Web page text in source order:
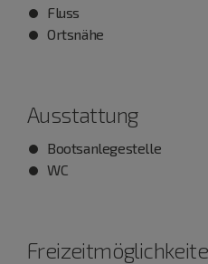
Fluss
Ortsnähe
Ausstattung
Bootsanlegestelle
WC